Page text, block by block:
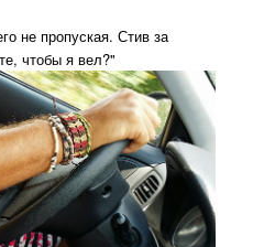
не пропуская. Стив за
чтобы я вел?"